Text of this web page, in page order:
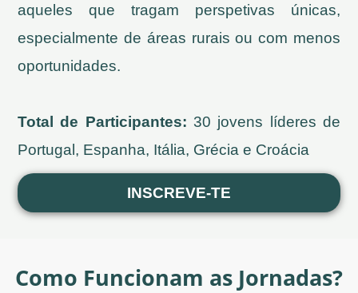
aqueles que tragam perspetivas únicas,
especialmente de áreas rurais ou com menos
oportunidades.
Total de Participantes: 30 jovens líderes de
Portugal, Espanha, Itália, Grécia e Croácia
INSCREVE-TE
Como Funcionam as Jornadas?